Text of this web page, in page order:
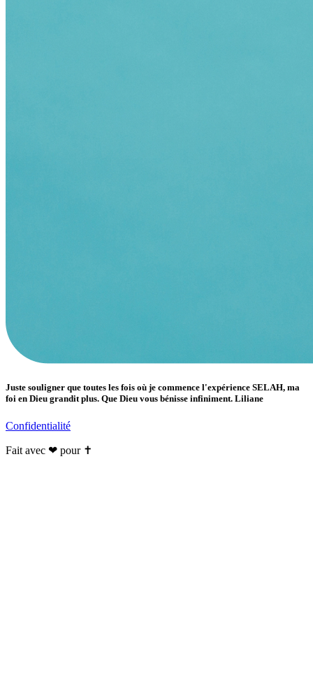
Juste souligner que toutes les fois où je commence l'expérience SELAH, ma
foi en Dieu grandit plus. Que Dieu vous bénisse infiniment. Liliane
Confidentialité
Fait avec ❤ pour ✝️️